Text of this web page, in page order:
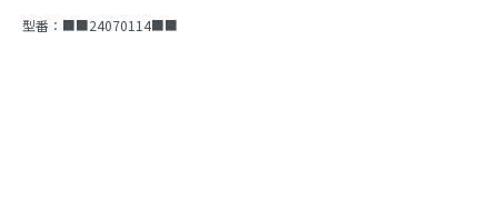
型番： ■■24070114■■